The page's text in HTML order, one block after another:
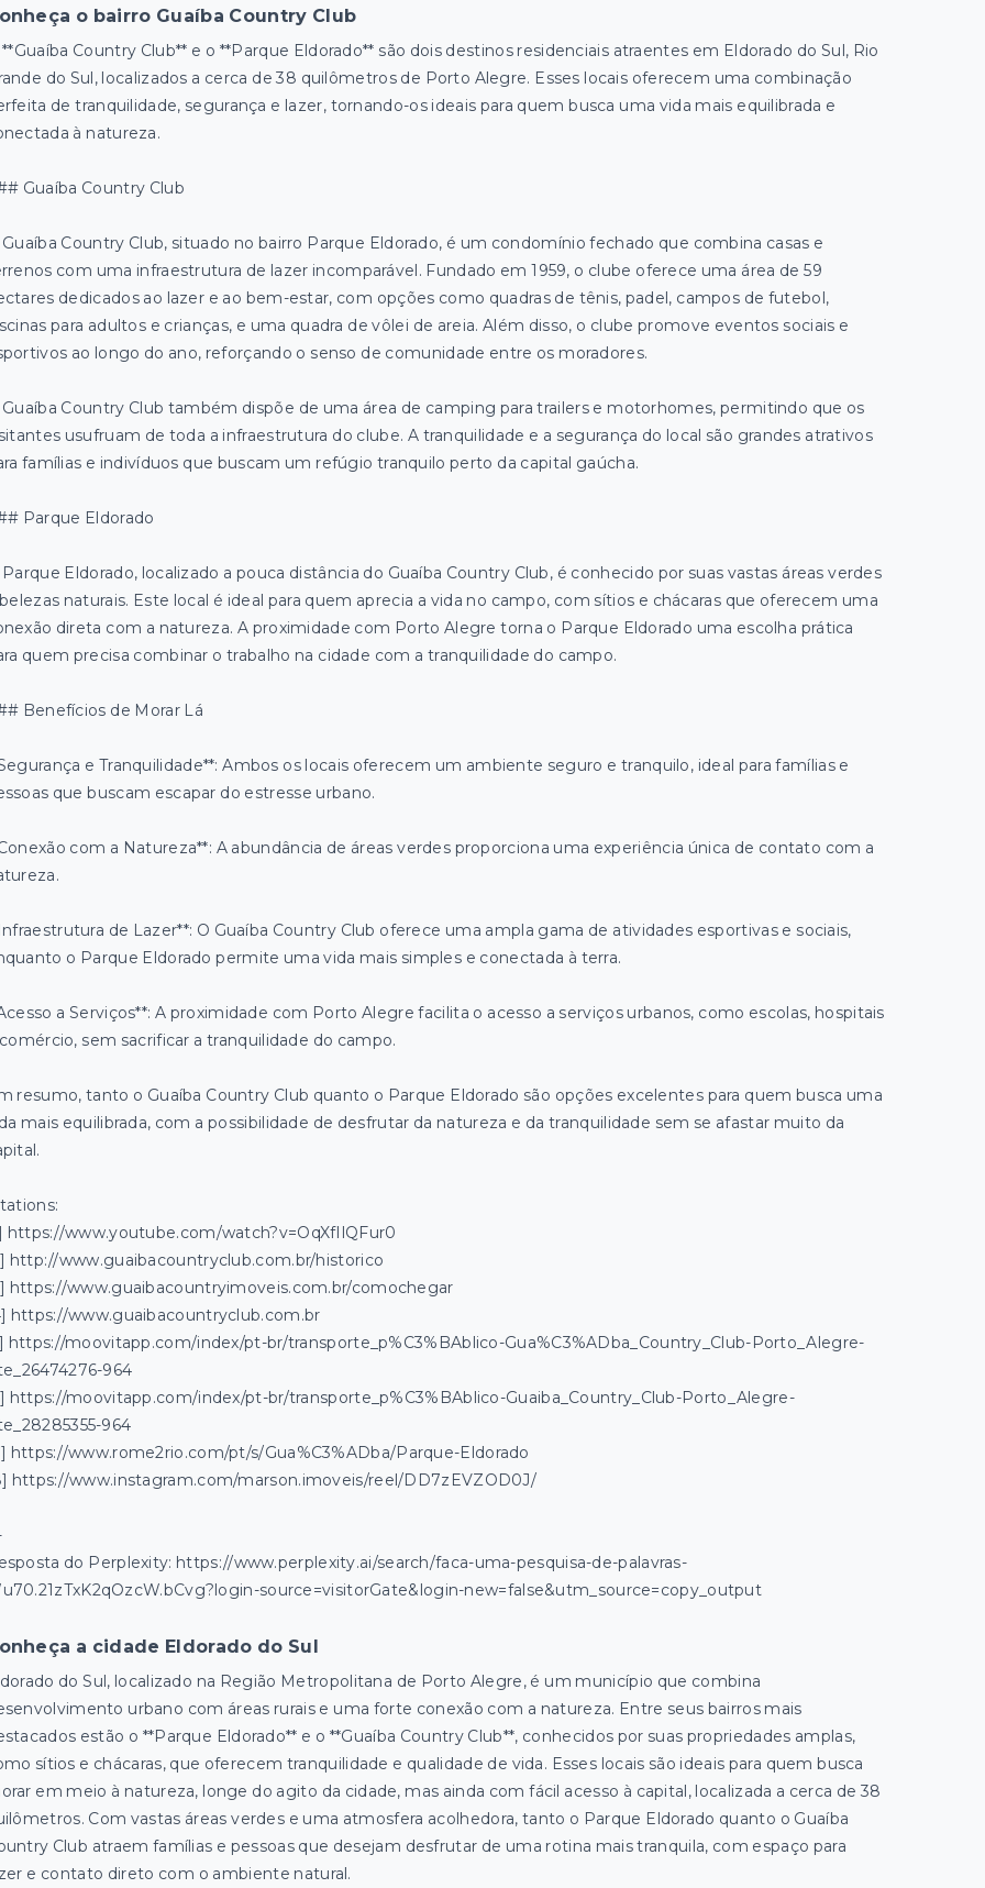
o bairro Guaíba Country Club
**Guaíba Country Club** e o **Parque Eldorado** são dois destinos residenciais atraentes em Eldorado do Sul, Rio
do Sul, localizados a cerca de 38 quilômetros de Porto Alegre. Esses locais oferecem uma combinação
de tranquilidade, segurança e lazer, tornando-os ideais para quem busca uma vida mais equilibrada e
à natureza.
Guaíba Country Club
Guaíba Country Club, situado no bairro Parque Eldorado, é um condomínio fechado que combina casas e
com uma infraestrutura de lazer incomparável. Fundado em 1959, o clube oferece uma área de 59
dedicados ao lazer e ao bem-estar, com opções como quadras de tênis, padel, campos de futebol,
para adultos e crianças, e uma quadra de vôlei de areia. Além disso, o clube promove eventos sociais e
ao longo do ano, reforçando o senso de comunidade entre os moradores.
Guaíba Country Club também dispõe de uma área de camping para trailers e motorhomes, permitindo que os
usufruam de toda a infraestrutura do clube. A tranquilidade e a segurança do local são grandes atrativos
famílias e indivíduos que buscam um refúgio tranquilo perto da capital gaúcha.
Parque Eldorado
Parque Eldorado, localizado a pouca distância do Guaíba Country Club, é conhecido por suas vastas áreas verdes
naturais. Este local é ideal para quem aprecia a vida no campo, com sítios e chácaras que oferecem uma
direta com a natureza. A proximidade com Porto Alegre torna o Parque Eldorado uma escolha prática
quem precisa combinar o trabalho na cidade com a tranquilidade do campo.
Benefícios de Morar Lá
e Tranquilidade**: Ambos os locais oferecem um ambiente seguro e tranquilo, ideal para famílias e
que buscam escapar do estresse urbano.
com a Natureza**: A abundância de áreas verdes proporciona uma experiência única de contato com a
de Lazer**: O Guaíba Country Club oferece uma ampla gama de atividades esportivas e sociais,
o Parque Eldorado permite uma vida mais simples e conectada à terra.
a Serviços**: A proximidade com Porto Alegre facilita o acesso a serviços urbanos, como escolas, hospitais
sem sacrificar a tranquilidade do campo.
resumo, tanto o Guaíba Country Club quanto o Parque Eldorado são opções excelentes para quem busca uma
mais equilibrada, com a possibilidade de desfrutar da natureza e da tranquilidade sem se afastar muito da
https://www.youtube.com/watch?v=OqXfIlQFur0
http://www.guaibacountryclub.com.br/historico
https://www.guaibacountryimoveis.com.br/comochegar
https://www.guaibacountryclub.com.br
https://moovitapp.com/index/pt-br/transporte_p%C3%BAblico-Gua%C3%ADba_Country_Club-Porto_Alegre-
964
https://moovitapp.com/index/pt-br/transporte_p%C3%BAblico-Guaiba_Country_Club-Porto_Alegre-
964
https://www.rome2rio.com/pt/s/Gua%C3%ADba/Parque-Eldorado
https://www.instagram.com/marson.imoveis/reel/DD7zEVZOD0J/
do Perplexity: https://www.perplexity.ai/search/faca-uma-pesquisa-de-palavras-
source=visitorGate&login-new=false&utm_source=copy_output
a cidade Eldorado do Sul
do Sul, localizado na Região Metropolitana de Porto Alegre, é um município que combina
urbano com áreas rurais e uma forte conexão com a natureza. Entre seus bairros mais
estão o **Parque Eldorado** e o **Guaíba Country Club**, conhecidos por suas propriedades amplas,
sítios e chácaras, que oferecem tranquilidade e qualidade de vida. Esses locais são ideais para quem busca
em meio à natureza, longe do agito da cidade, mas ainda com fácil acesso à capital, localizada a cerca de 38
Com vastas áreas verdes e uma atmosfera acolhedora, tanto o Parque Eldorado quanto o Guaíba
Club atraem famílias e pessoas que desejam desfrutar de uma rotina mais tranquila, com espaço para
e contato direto com o ambiente natural.